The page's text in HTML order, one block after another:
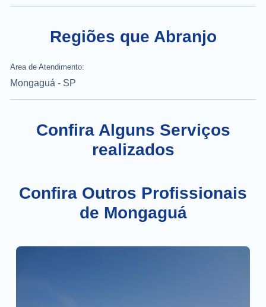
Regiões que Abranjo
Area de Atendimento:
Mongaguá - SP
Confira Alguns Serviços
realizados
Confira Outros Profissionais
de Mongaguá